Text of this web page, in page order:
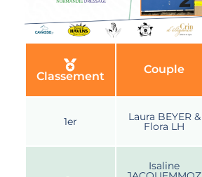
Classement
Couple
1er Laura BEYER &
Flora LH
Isaline